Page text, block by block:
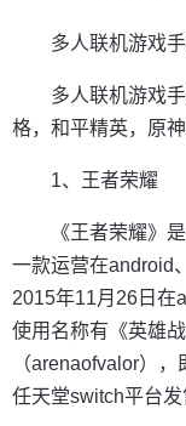
多人联机游戏手
多人联机游戏
格，和平精英，原神
1、王者荣耀
《王者荣耀》
一款运营在android
2015年11月26日在
使用名称有《英雄
（arenaofvalor）
任天堂switch平台发